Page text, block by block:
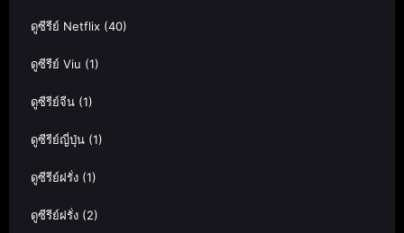
ดูซีรีย์ Netflix (40)
ดูซีรีย์ Viu (1)
ดูซีรีย์จีน (1)
ดูซีรีย์ญี่ปุ่น (1)
ดูซีรีย์ฝรั่ง (1)
ดูซีรีย์ฝรั่ง (2)